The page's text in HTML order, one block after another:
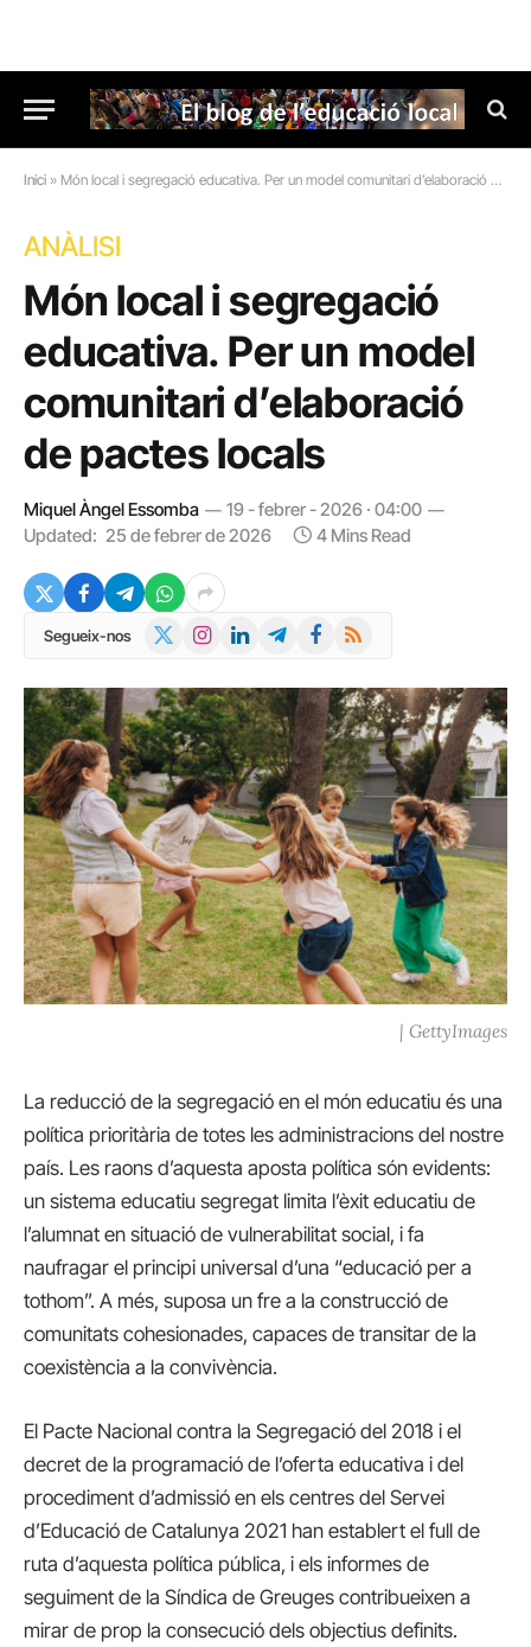
Inici » Món local i segregació educativa. Per un model comunitari d’elaboració de pactes locals
ANÀLISI
Món local i segregació
educativa. Per un model
comunitari d’elaboració
de pactes locals
Miquel Àngel Essomba
19 - febrer - 2026 · 04:00
Updated: 25 de febrer de 2026 4 Mins Read
Segueix-nos InstagramLinkedInTelegramFacebook
RSS
| GettyImages
La reducció de la segregació en el món educatiu és una
política prioritària de totes les administracions del nostre
país. Les raons d’aquesta aposta política són evidents:
un sistema educatiu segregat limita l’èxit educatiu de
l’alumnat en situació de vulnerabilitat social, i fa
naufragar el principi universal d’una “educació per a
tothom”. A més, suposa un fre a la construcció de
comunitats cohesionades, capaces de transitar de la
coexistència a la convivència.
El Pacte Nacional contra la Segregació del 2018 i el
decret de la programació de l’oferta educativa i del
procediment d’admissió en els centres del Servei
d’Educació de Catalunya 2021 han establert el full de
ruta d’aquesta política pública, i els informes de
seguiment de la Síndica de Greuges contribueixen a
mirar de prop la consecució dels objectius definits.